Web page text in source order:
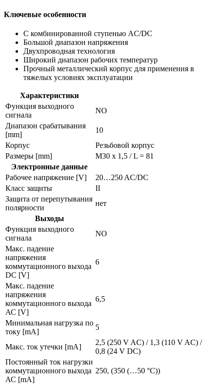
Ключевые особенности
С комбинированной ступенью AC/DC
Большой диапазон напряжения
Двухпроводная технология
Широкий диапазон рабочих температур
Прочный металлический корпус для применения в
тяжелых условиях эксплуатации
Характеристики
Функция выходного
сигнала
NO
Диапазон срабатывания
[mm]
10
Корпус
Резьбовой корпус
Размеры [mm]
M30 x 1,5 / L = 81
Электронные данные
Рабочее напряжение [V]
20…250 AC/DC
Класс защиты
II
Защита от перепутывания
полярности
нет
Выходы
Функция выходного
сигнала
NO
Макс. падение
напряжения
коммутационного выхода
DC [V]
6
Макс. падение
напряжения
коммутационного выхода
АС [V]
6,5
Минимальная нагрузка по
току [mA]
5
Макс. ток утечки [mA]
2,5 (250 V AC) / 1,3 (110 V AC) /
0,8 (24 V DC)
Постоянный ток нагрузки
коммутационного выхода
АС [mA]
250, (350 (…50 °C))